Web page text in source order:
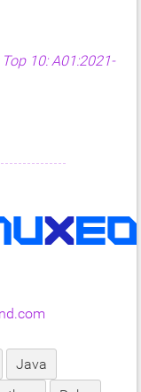
Top 10: A01:2021-
Java